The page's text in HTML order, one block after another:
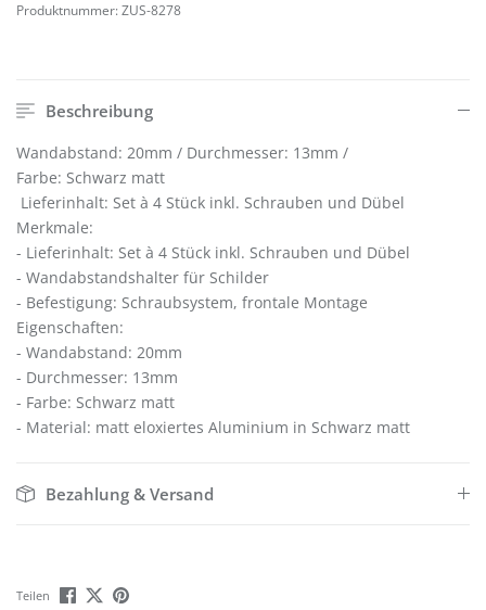
Produktnummer: ZUS-8278
Beschreibung
Wandabstand: 20mm / Durchmesser: 13mm /
Farbe: Schwarz matt
Lieferinhalt: Set à 4 Stück inkl. Schrauben und Dübel
Merkmale:
- Lieferinhalt: Set à 4 Stück inkl. Schrauben und Dübel
- Wandabstandshalter für Schilder
- Befestigung: Schraubsystem, frontale Montage
Eigenschaften:
- Wandabstand: 20mm
- Durchmesser: 13mm
- Farbe: Schwarz matt
- Material: matt eloxiertes Aluminium in Schwarz matt
Bezahlung & Versand
Teilen